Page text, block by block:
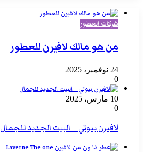
شركات العطور
من هو مالك لافيرن للعطور
24 نوفمبر، 2025
0
10 مارس، 2025
0
لافيرن بيوتي – البيت الجديد للجمال